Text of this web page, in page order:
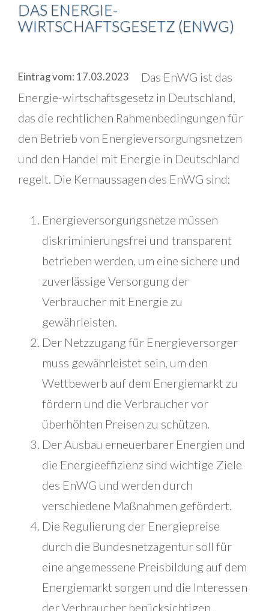
DAS ENERGIE-
WIRTSCHAFTSGESETZ (ENWG)
Eintrag vom: 17.03.2023
Das EnWG ist das
Energie-wirtschaftsgesetz in Deutschland,
das die rechtlichen Rahmenbedingungen für
den Betrieb von Energieversorgungsnetzen
und den Handel mit Energie in Deutschland
regelt. Die Kernaussagen des EnWG sind:
Energieversorgungsnetze müssen
diskriminierungsfrei und transparent
betrieben werden, um eine sichere und
zuverlässige Versorgung der
Verbraucher mit Energie zu
gewährleisten.
Der Netzzugang für Energieversorger
muss gewährleistet sein, um den
Wettbewerb auf dem Energiemarkt zu
fördern und die Verbraucher vor
überhöhten Preisen zu schützen.
Der Ausbau erneuerbarer Energien und
die Energieeffizienz sind wichtige Ziele
des EnWG und werden durch
verschiedene Maßnahmen gefördert.
Die Regulierung der Energiepreise
durch die Bundesnetzagentur soll für
eine angemessene Preisbildung auf dem
Energiemarkt sorgen und die Interessen
der Verbraucher berücksichtigen.